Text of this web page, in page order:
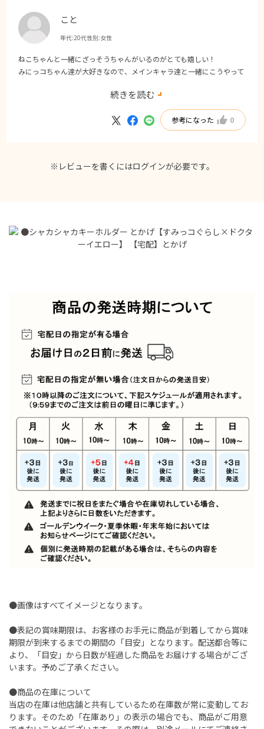
こと
年代:20代性別:女性
ねこちゃんと一緒にざっそうちゃんがいるのがとても嬉しい！
みにっコちゃん達が大好きなので、メインキャラ達と一緒にこうやって
続きを読む
参考になった 0
※レビューを書くにはログインが必要です。
●画像はすべてイメージとなります。
●表記の賞味期限は、お客様のお手元に商品が到着してから賞味
期限が到来するまでの期間の「目安」となります。配送都合等に
より、「目安」から日数が経過した商品をお届けする場合がござ
います。予めご了承ください。
●商品の在庫について
当店の在庫は他店舗と共有しているため在庫数が常に変動してお
ります。そのため「在庫あり」の表示の場合でも、商品がご用意